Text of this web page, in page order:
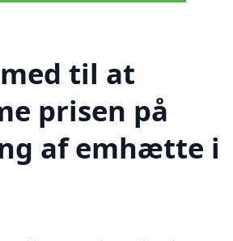
til at
prisen på
af emhætte i